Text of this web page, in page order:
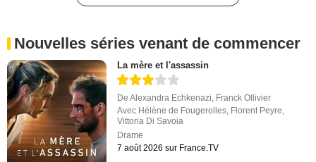
Nouvelles séries venant de commencer
La mère et l'assassin
DeAlexandra Echkenazi, Franck Ollivier
Avec Hélène de Fougerolles, Florent Peyre,
Vittoria Di Savoia
Drame
7 août 2026 sur France.TV